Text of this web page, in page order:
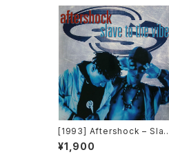
[1993] Aftershock – Slav
e To The Vibe [Virgin]
¥1,900